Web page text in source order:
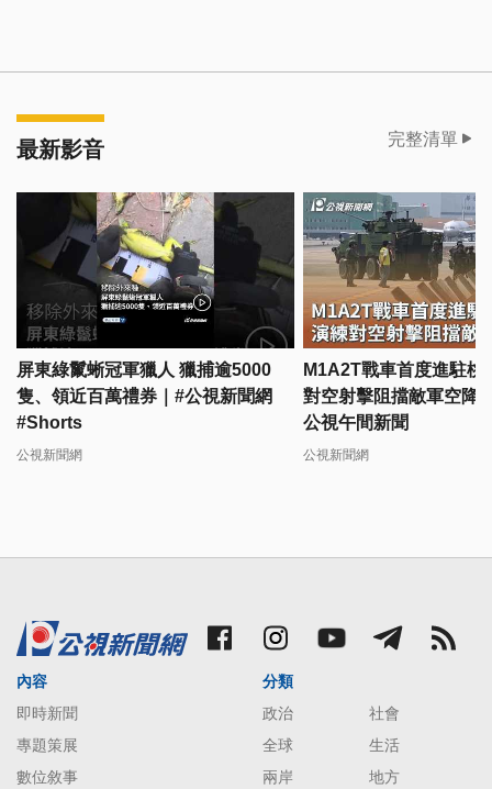
最新影音 完整清單
屏東綠鬣蜥冠軍獵人 獵捕逾5000
隻、領近百萬禮券｜#公視新聞網
#Shorts
公視新聞網
M1A2T戰車首度進駐桃
對空射擊阻擋敵軍空降
公視午間新聞
公視新聞網
內容
即時新聞
專題策展
數位敘事
分類
政治
社會
全球
生活
兩岸
地方